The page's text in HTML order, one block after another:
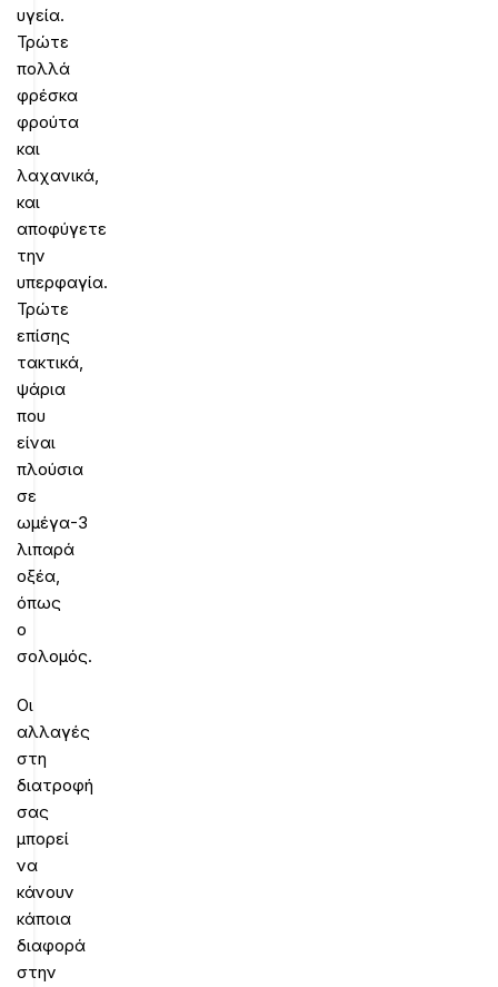
υγεία.
Τρώτε
πολλά
φρέσκα
φρούτα
και
λαχανικά,
και
αποφύγετε
την
υπερφαγία.
Τρώτε
επίσης
τακτικά,
ψάρια
που
είναι
πλούσια
σε
ωμέγα-3
λιπαρά
οξέα,
όπως
ο
σολομός.
Οι
αλλαγές
στη
διατροφή
σας
μπορεί
να
κάνουν
κάποια
διαφορά
στην